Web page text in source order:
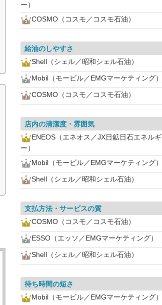
ー）
COSMO（コスモ／コスモ石油）
給油のしやすさ
Shell（シェル／昭和シェル石油）
Mobil（モービル／EMGマーケティング）
COSMO（コスモ／コスモ石油）
店内の清潔度・雰囲気
ENEOS（エネオス／JX日鉱日石エネルギ
ー）
Mobil（モービル／EMGマーケティング）
Shell（シェル／昭和シェル石油）
支払方法・サービスの質
COSMO（コスモ／コスモ石油）
ESSO（エッソ／EMGマーケティング）
Shell（シェル／昭和シェル石油）
待ち時間の短さ
Mobil（モービル／EMGマーケティング）